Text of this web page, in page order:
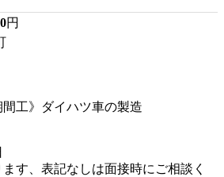
円
間工》ダイハツ車の製造
す、表記なしは面接時にご相談く